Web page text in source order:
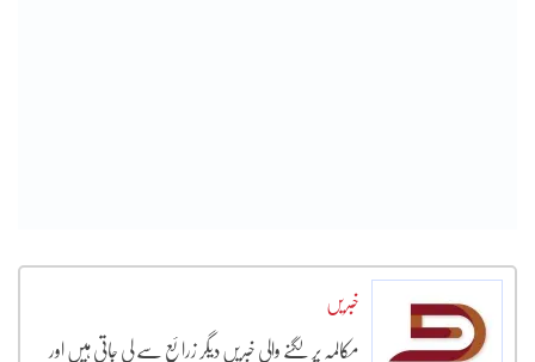
خبریں
مکالمہ پر لگنے والی خبریں دیگر زرائع سے لی جاتی ہیں اور